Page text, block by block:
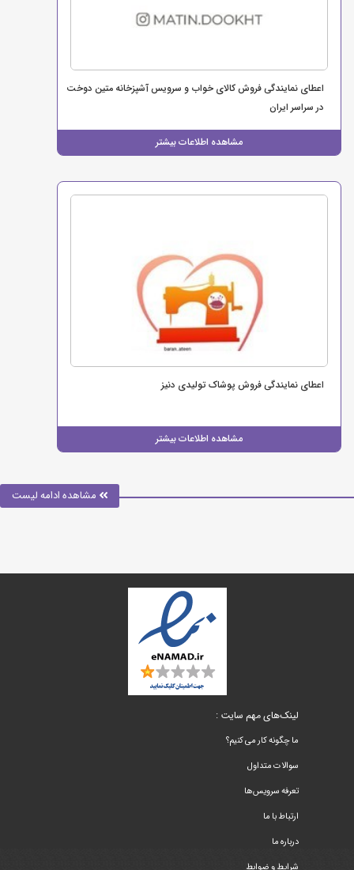
اعطای نمایندگی فروش کالای خواب و سرویس آشپزخانه متین دوخت
در سراسر ایران
مشاهده اطلاعات بیشتر
اعطای نمایندگی فروش پوشاک تولیدی دنیز
مشاهده اطلاعات بیشتر
مشاهده ادامه لیست
لینک‌های مهم سایت :
ما چگونه کار می کنیم؟
سوالات متداول
تعرفه سرویس‌ها
ارتباط با ما
درباره ما